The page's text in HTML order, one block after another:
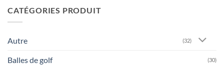
CATÉGORIES PRODUIT
Autre (32)
Balles de golf (30)